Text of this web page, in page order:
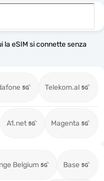
la eSIM si connette senza
Telekom.al
A1.net Magenta
Belgium Base